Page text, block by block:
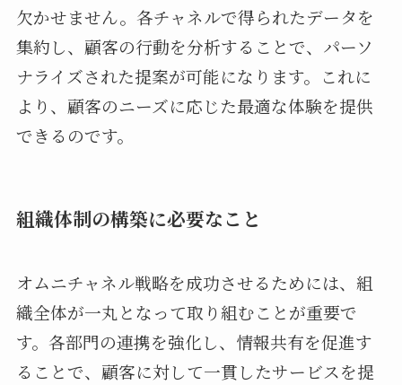
欠かせません。各チャネルで得られたデータを
集約し、顧客の行動を分析することで、パーソ
ナライズされた提案が可能になります。これに
より、顧客のニーズに応じた最適な体験を提供
できるのです。
組織体制の構築に必要なこと
オムニチャネル戦略を成功させるためには、組
織全体が一丸となって取り組むことが重要で
す。各部門の連携を強化し、情報共有を促進す
ることで、顧客に対して一貫したサービスを提